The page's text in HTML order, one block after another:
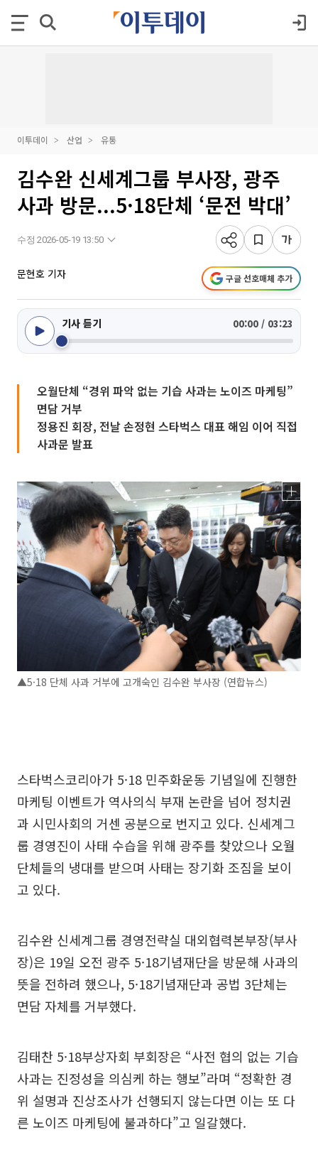
이투데이 산업 유통
김수완 신세계그룹 부사장, 광주
사과 방문...5·18단체 ‘문전 박대’
수정 2026-05-19 13:50
문현호 기자 구글 선호매체 추가
기사 듣기 00:00 / 03:23
오월단체 “경위 파악 없는 기습 사과는 노이즈 마케팅”
면담 거부
정용진 회장, 전날 손정현 스타벅스 대표 해임 이어 직접
사과문 발표
▲5·18 단체 사과 거부에 고개숙인 김수완 부사장 (연합뉴스)
스타벅스코리아가 5·18 민주화운동 기념일에 진행한
마케팅 이벤트가 역사의식 부재 논란을 넘어 정치권
과 시민사회의 거센 공분으로 번지고 있다. 신세계그
룹 경영진이 사태 수습을 위해 광주를 찾았으나 오월
단체들의 냉대를 받으며 사태는 장기화 조짐을 보이
고 있다.
김수완 신세계그룹 경영전략실 대외협력본부장(부사
장)은 19일 오전 광주 5·18기념재단을 방문해 사과의
뜻을 전하려 했으나, 5·18기념재단과 공법 3단체는
면담 자체를 거부했다.
김태찬 5·18부상자회 부회장은 “사전 협의 없는 기습
사과는 진정성을 의심케 하는 행보”라며 “정확한 경
위 설명과 진상조사가 선행되지 않는다면 이는 또 다
른 노이즈 마케팅에 불과하다”고 일갈했다.